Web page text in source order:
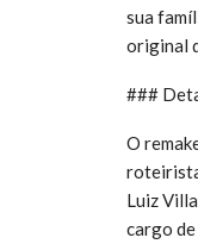
sua
original
###
O
Luiz
cargo